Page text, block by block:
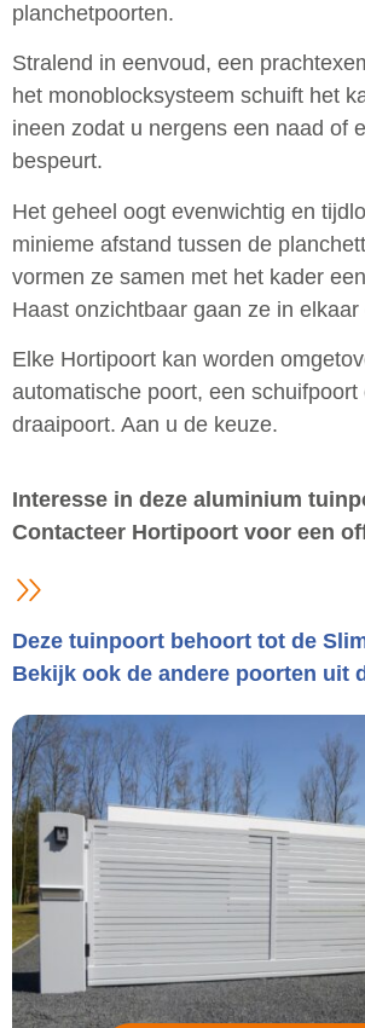
planchetpoorten.
Stralend in eenvoud, een
het monoblocksysteem schuift het
ineen zodat u nergens een naad of
bespeurt.
Het geheel oogt evenwichtig en
minieme afstand tussen de
vormen ze samen met het kader
Haast onzichtbaar gaan ze in elkaar
Elke Hortipoort kan worden
automatische poort, een schuifpoort
draaipoort. Aan u de keuze.
Interesse in deze aluminium
Contacteer Hortipoort voor een
Deze tuinpoort behoort tot de
Bekijk ook de andere poorten uit